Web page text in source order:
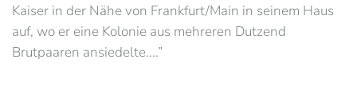
Kaiser in der Nähe von Frankfurt/Main in seinem Haus
auf, wo er eine Kolonie aus mehreren Dutzend
Brutpaaren ansiedelte....”